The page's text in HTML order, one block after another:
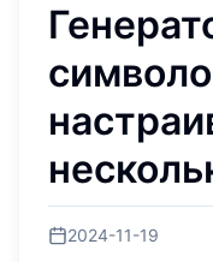
2024-11-19